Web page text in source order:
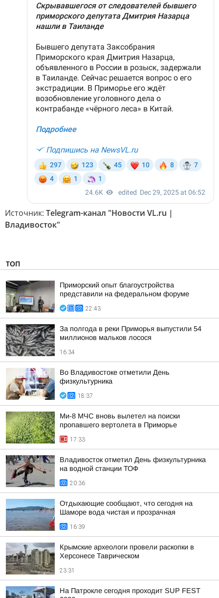
Источник: Telegram-канал "Новости VL.ru |
Владивосток"
ТОП
Приморский опыт благоустройства
представили на федеральном форуме
22:43
За полгода в реки Приморья выпустили 54
миллионов мальков лосося
16:34
Во Владивостоке отметили День
физкультурника
18:37
Ми-8 МЧС вновь вылетел на поиски
пропавшего вертолета в Приморье
17:33
Владивосток отметил День физкультурника
на водной станции ТОФ
20:36
Отдыхающие сообщают, что сегодня на
Шаморе вода чистая и прозрачная
16:39
Крымские археологи провели раскопки в
Херсонесе Таврическом
23:31
На Патрокле сегодня проходит SUP FEST